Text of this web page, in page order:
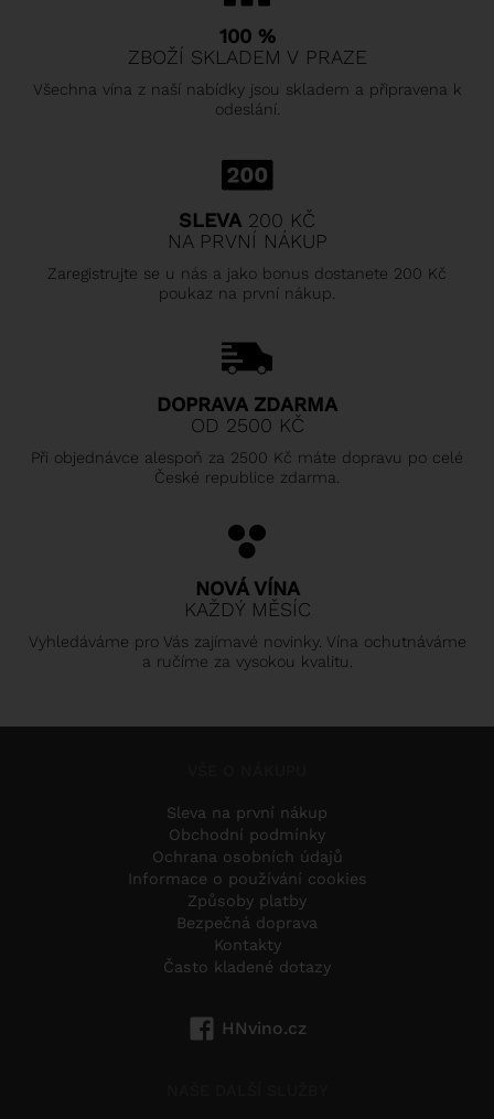
100 %
ZBOŽÍ SKLADEM V PRAZE
Všechna vína z naší nabídky jsou skladem a připravena k
odeslání.
SLEVA 200 KČ
NA PRVNÍ NÁKUP
Zaregistrujte se u nás a jako bonus dostanete 200 Kč
poukaz na první nákup.
DOPRAVA ZDARMA
OD 2500 KČ
Při objednávce alespoň za 2500 Kč máte dopravu po celé
České republice zdarma.
NOVÁ VÍNA
KAŽDÝ MĚSÍC
Vyhledáváme pro Vás zajímavé novinky. Vína ochutnáváme
a ručíme za vysokou kvalitu.
Sleva na první nákup
Obchodní podmínky
Ochrana osobních údajů
Informace o používání cookies
Způsoby platby
Bezpečná doprava
Kontakty
Často kladené dotazy
HNvino.cz